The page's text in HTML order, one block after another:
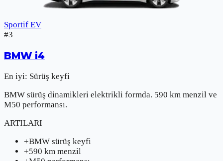
Sportif EV
#3
BMW i4
En iyi: Sürüş keyfi
BMW sürüş dinamikleri elektrikli formda. 590 km menzil ve
M50 performansı.
ARTILARI
+BMW sürüş keyfi
+590 km menzil